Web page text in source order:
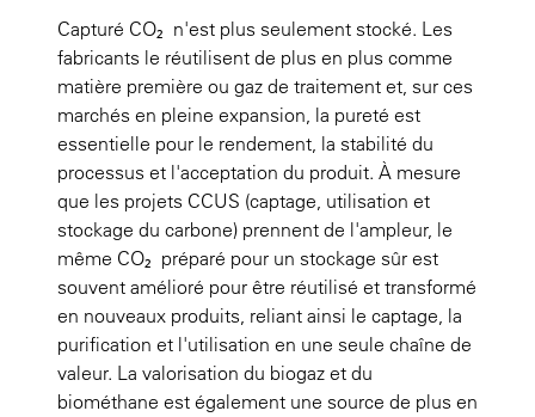
Capturé CO₂ n'est plus seulement stocké. Les
fabricants le réutilisent de plus en plus comme
matière première ou gaz de traitement et, sur ces
marchés en pleine expansion, la pureté est
essentielle pour le rendement, la stabilité du
processus et l'acceptation du produit. À mesure
que les projets CCUS (captage, utilisation et
stockage du carbone) prennent de l'ampleur, le
même CO₂ préparé pour un stockage sûr est
souvent amélioré pour être réutilisé et transformé
en nouveaux produits, reliant ainsi le captage, la
purification et l'utilisation en une seule chaîne de
valeur. La valorisation du biogaz et du
biométhane est également une source de plus en